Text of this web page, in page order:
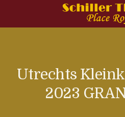
Utrechts
2023